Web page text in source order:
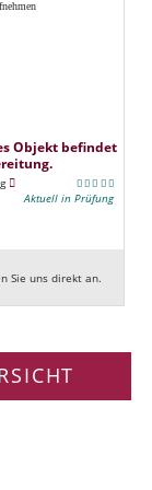
Objekt befindet
Aktuell in Prüfung
Sie uns direkt an.